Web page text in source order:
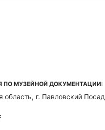
ПО МУЗЕЙНОЙ ДОКУМЕНТАЦИИ:
область, г. Павловский Посад